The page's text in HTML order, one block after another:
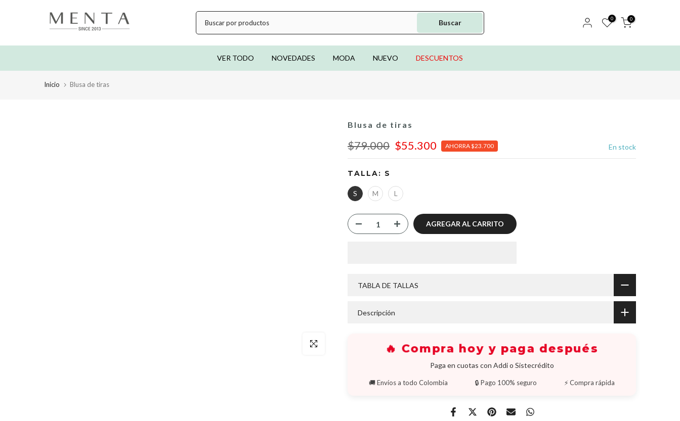
Buscar 0 0
VER TODO NOVEDADES MODA NUEVO DESCUENTOS
Inicio Blusa de tiras
Click para agrandar
Blusa de tiras
$79.000 $55.300 AHORRA $23.700 En stock
TALLA: S
S M L
AGREGAR AL CARRITO
TABLA DE TALLAS
Descripción
🔥 Compra hoy y paga después
Paga en cuotas con Addi o Sistecrédito
🚚 Envíos a todo Colombia 🔒 Pago 100% seguro ⚡ Compra rápida